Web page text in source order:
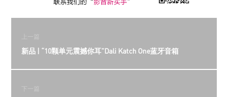
上一篇
新品 | “10颗单元震撼你耳”Dali Katch One蓝牙音箱
下一篇